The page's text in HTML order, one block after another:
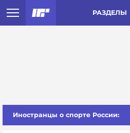
РАЗДЕЛЫ
Иностранцы о спорте России: